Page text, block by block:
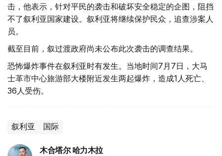
击，他表示，针对平民的袭击和破坏安全稳定的企图，阻挡
不了叙利亚国家建设。叙利亚将继续保护民众，追查涉案人
员。
截至目前，叙过渡政府尚未公布此次袭击的调查结果。
恐怖爆炸事件在叙利亚时有发生。当地时间7月7日，大马
士革市中心旅游部大楼附近发生两起爆炸，造成1人死亡、
36人受伤。
叙利亚 国际
木合塔尔 哈力木拉